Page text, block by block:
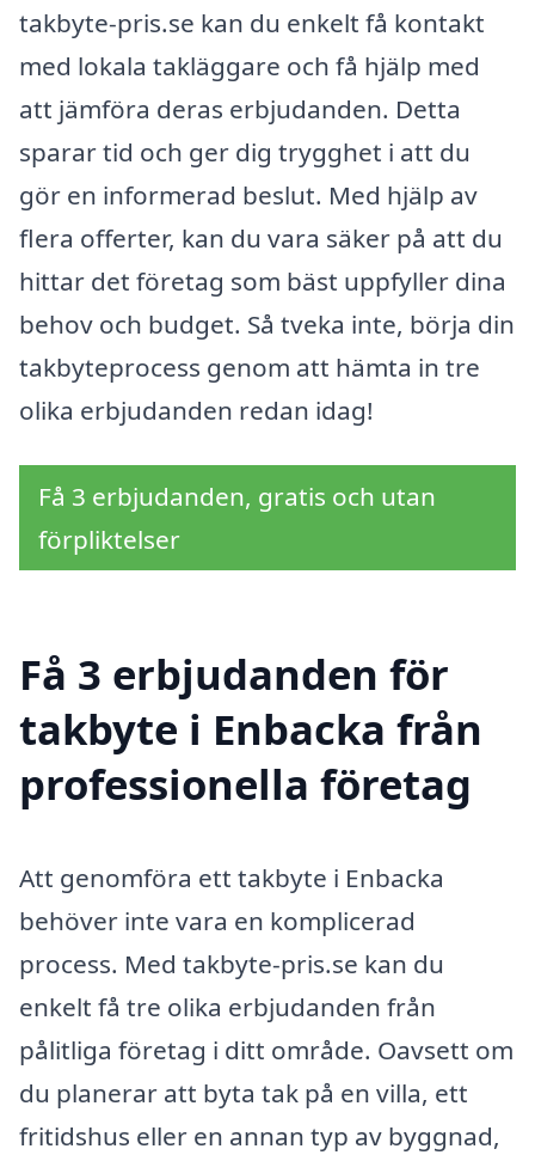
takbyte-pris.se kan du enkelt få kontakt
med lokala takläggare och få hjälp med
att jämföra deras erbjudanden. Detta
sparar tid och ger dig trygghet i att du
gör en informerad beslut. Med hjälp av
flera offerter, kan du vara säker på att du
hittar det företag som bäst uppfyller dina
behov och budget. Så tveka inte, börja din
takbyteprocess genom att hämta in tre
olika erbjudanden redan idag!
Få 3 erbjudanden, gratis och utan
förpliktelser
Få 3 erbjudanden för
takbyte i Enbacka från
professionella företag
Att genomföra ett takbyte i Enbacka
behöver inte vara en komplicerad
process. Med takbyte-pris.se kan du
enkelt få tre olika erbjudanden från
pålitliga företag i ditt område. Oavsett om
du planerar att byta tak på en villa, ett
fritidshus eller en annan typ av byggnad,